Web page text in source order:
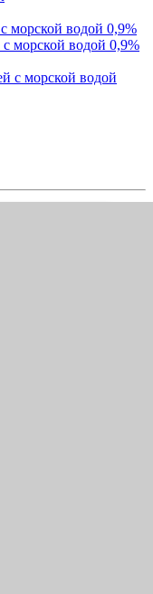
морской водой 0,9%
морской водой 0,9%
с морской водой